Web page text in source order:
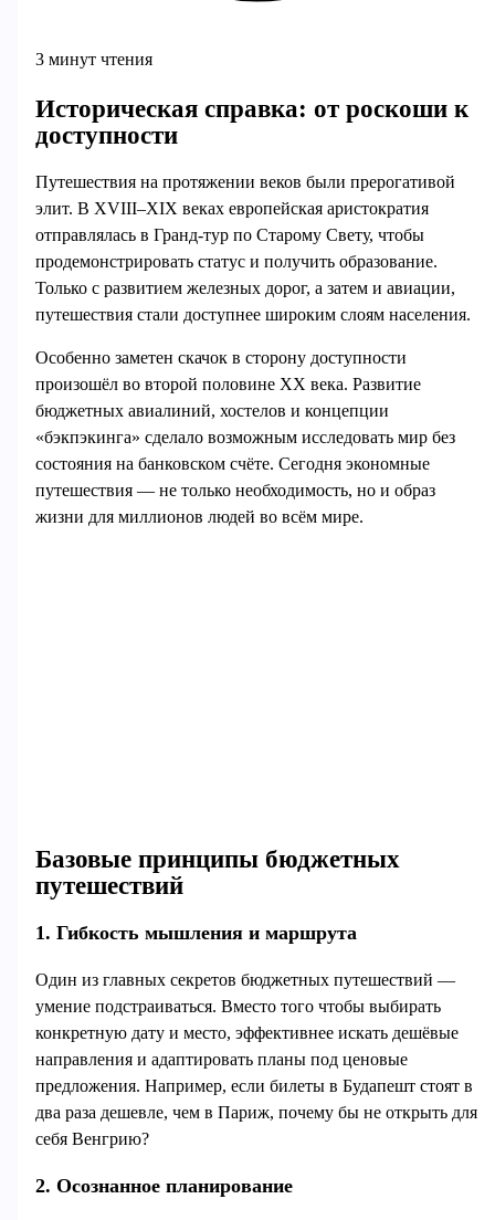
3 минут чтения
Историческая справка: от роскоши к
доступности
Путешествия на протяжении веков были прерогативой
элит. В XVIII–XIX веках европейская аристократия
отправлялась в Гранд-тур по Старому Свету, чтобы
продемонстрировать статус и получить образование.
Только с развитием железных дорог, а затем и авиации,
путешествия стали доступнее широким слоям населения.
Особенно заметен скачок в сторону доступности
произошёл во второй половине XX века. Развитие
бюджетных авиалиний, хостелов и концепции
«бэкпэкинга» сделало возможным исследовать мир без
состояния на банковском счёте. Сегодня экономные
путешествия — не только необходимость, но и образ
жизни для миллионов людей во всём мире.
Базовые принципы бюджетных
путешествий
1. Гибкость мышления и маршрута
Один из главных секретов бюджетных путешествий —
умение подстраиваться. Вместо того чтобы выбирать
конкретную дату и место, эффективнее искать дешёвые
направления и адаптировать планы под ценовые
предложения. Например, если билеты в Будапешт стоят в
два раза дешевле, чем в Париж, почему бы не открыть для
себя Венгрию?
2. Осознанное планирование